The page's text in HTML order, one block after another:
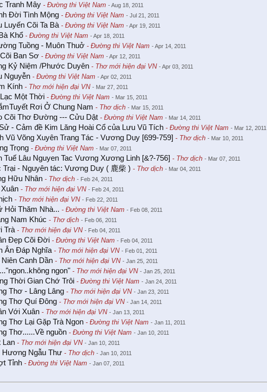
Tranh Mây - Đường thi Việt Nam - Aug 18, 2011
Đời Tình Mộng - Đường thi Việt Nam - Jul 21, 2011
Luyến Cõi Ta Bà- Đường thi Việt Nam - Apr 19, 2011
Khổ - Đường thi Việt Nam - Apr 18, 2011
Tuồng - Muôn Thuở - Đường thi Việt Nam - Apr 14, 2011
Ban Sơ - Đường thi Việt Nam - Apr 12, 2011
Kỷ Niệm /Phước Duyên - Thơ mới hiện đại VN - Apr 03, 2011
Nguyễn - Đường thi Việt Nam - Apr 02, 2011
Kính - Thơ mới hiện đại VN - Mar 27, 2011
Một Thời - Đường thi Việt Nam - Mar 15, 2011
Rơi Ở Chung Nam - Thơ dịch - Mar 15, 2011
Cõi Thơ Đường --- Cửu Dật - Đường thi Việt Nam - Mar 14, 2011
- Cảm đề Kim Lăng Hoài Cổ của Lưu Vũ Tích - Đường thi Việt Nam - Mar 12, 2011
Vũ Võng Xuyên Trang Tác - Vương Duy [699-759] - Thơ dịch - Mar 10, 2011
Trọng - Đường thi Việt Nam - Mar 07, 2011
Tuế Lâu Nguyen Tac Vương Xương Linh [&?-756] - Thơ dịch - Mar 07, 2011
Trại - Nguyên tác: Vương Duy ( 鹿柴 ) - Thơ dịch - Mar 04, 2011
Hữu Nhân - Thơ dịch - Feb 24, 2011
Xuân - Thơ mới hiện đại VN - Feb 24, 2011
- Thơ mới hiện đại VN - Feb 22, 2011
Hỏi Thăm Nhà... - Đường thi Việt Nam - Feb 08, 2011
Nam Khúc - Thơ dịch - Feb 06, 2011
Trà- Thơ mới hiện đại VN - Feb 04, 2011
Đẹp Cõi Đời - Đường thi Việt Nam - Feb 04, 2011
Ân Đáp Nghĩa- Thơ mới hiện đại VN - Feb 01, 2011
Niên Canh Dần - Thơ mới hiện đại VN - Jan 25, 2011
ngon" - Thơ mới hiện đại VN - Jan 25, 2011
Thời Gian Chớ Trôi - Đường thi Việt Nam - Jan 24, 2011
Thơ - Lâng Lâng - Thơ mới hiện đại VN - Jan 23, 2011
Thơ Quí Đông - Thơ mới hiện đại VN - Jan 14, 2011
Với Xuân - Thơ mới hiện đại VN - Jan 13, 2011
Thơ Lại Gặp Trà Ngon - Đường thi Việt Nam - Jan 11, 2011
Thơ......Về nguồn - Đường thi Việt Nam - Jan 10, 2011
Lan - Thơ mới hiện đại VN - Jan 10, 2011
Hương Ngẫu Thư - Thơ dịch - Jan 10, 2011
Tỉnh - Đường thi Việt Nam - Jan 07, 2011